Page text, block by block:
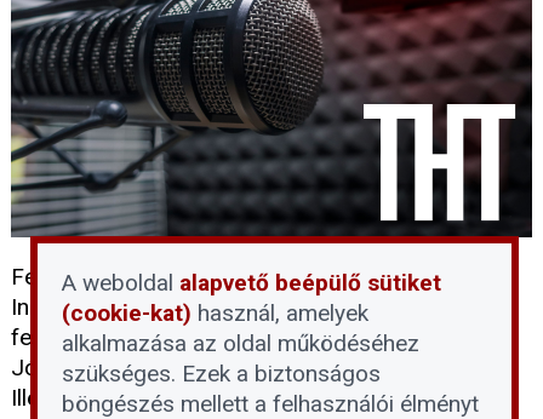
Felvételsorozat hatodik része az Ingatlan 2024 -
Ingatlankezelők, -beruházók, -közvetítők, és -
felújítók napja előadásaiból. Előadó: Dr. Németh
József partner ügyvéd - Visegrad + Legal,
Illés&Németh Ügyvédi Társulás
A weboldal alapvető beépülő sütiket
(cookie-kat) használ, amelyek
alkalmazása az oldal működéséhez
szükséges. Ezek a biztonságos
böngészés mellett a felhasználói élményt